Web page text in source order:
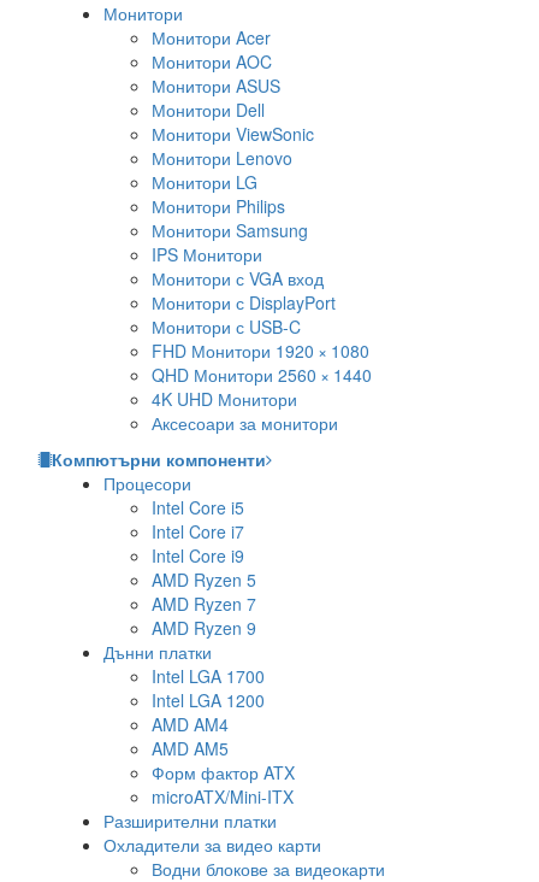
Монитори
Монитори Acer
Монитори AOC
Монитори ASUS
Монитори Dell
Монитори ViewSonic
Монитори Lenovo
Монитори LG
Монитори Philips
Монитори Samsung
IPS Монитори
Монитори с VGA вход
Монитори с DisplayPort
Монитори с USB-C
FHD Монитори 1920 × 1080
QHD Монитори 2560 × 1440
4K UHD Монитори
Аксесоари за монитори
Компютърни компоненти
Процесори
Intel Core i5
Intel Core i7
Intel Core i9
AMD Ryzen 5
AMD Ryzen 7
AMD Ryzen 9
Дънни платки
Intel LGA 1700
Intel LGA 1200
AMD AM4
AMD AM5
Форм фактор ATX
microATX/Mini-ITX
Разширителни платки
Охладители за видео карти
Водни блокове за видеокарти